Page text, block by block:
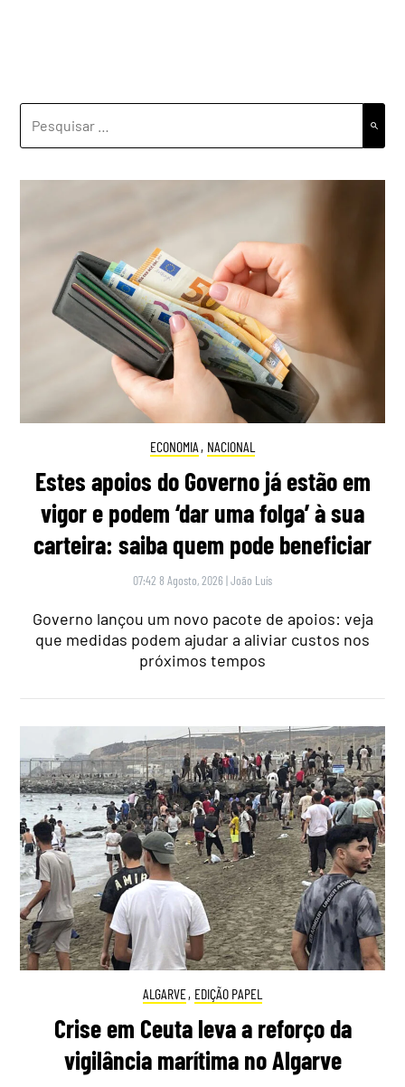
ECONOMIA , NACIONAL
Estes apoios do Governo já estão em
vigor e podem ‘dar uma folga’ à sua
carteira: saiba quem pode beneficiar
07:42 8 Agosto, 2026 |João Luís
Governo lançou um novo pacote de apoios: veja
que medidas podem ajudar a aliviar custos nos
próximos tempos
ALGARVE, EDIÇÃO PAPEL
Crise em Ceuta leva a reforço da
vigilância marítima no Algarve